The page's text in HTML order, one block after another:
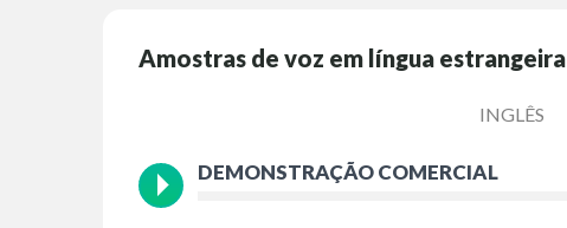
Amostras de voz em língua estrangeira
INGLÊS
DEMONSTRAÇÃO COMERCIAL